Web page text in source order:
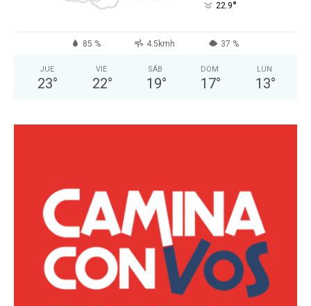
22.9°
85 % 4.5kmh 37 %
JUE
23°
VIE
22°
SÁB
19°
DOM
17°
LUN
13°